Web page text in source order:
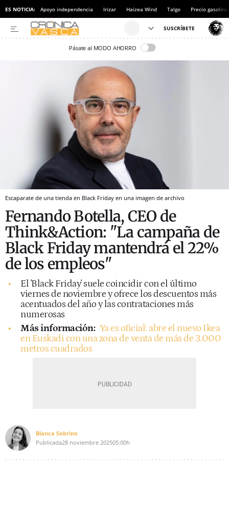
ES NOTICIA: Apoyo independencia Irizar Haizea Wind Talgo Precio gasolina
Pásate al MODO AHORRO
Escaparate de una tienda en Black Friday en una imagen de archivo
Fernando Botella, CEO de
Think&Action: "La campaña de
Black Friday mantendrá el 22%
de los empleos"
El 'Black Friday' suele coincidir con el último
viernes de noviembre y ofrece los descuentos más
acentuados del año y las contrataciones más
numerosas
Más información: Ya es oficial: abre el nuevo Ikea
en Euskadi con una zona de venta de más de 3.000
metros cuadrados
Blanca Sobrino
Publicada28 noviembre 202505:00h